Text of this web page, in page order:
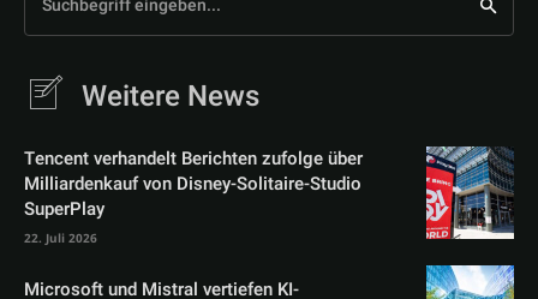
Suchbegriff eingeben...
Weitere News
Tencent verhandelt Berichten zufolge über
Milliardenkauf von Disney-Solitaire-Studio
SuperPlay
22. Juli 2026
Microsoft und Mistral vertiefen KI-